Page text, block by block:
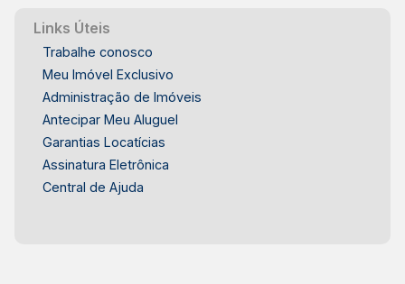
Links Úteis
Trabalhe conosco
Meu Imóvel Exclusivo
Administração de Imóveis
Antecipar Meu Aluguel
Garantias Locatícias
Assinatura Eletrônica
Central de Ajuda